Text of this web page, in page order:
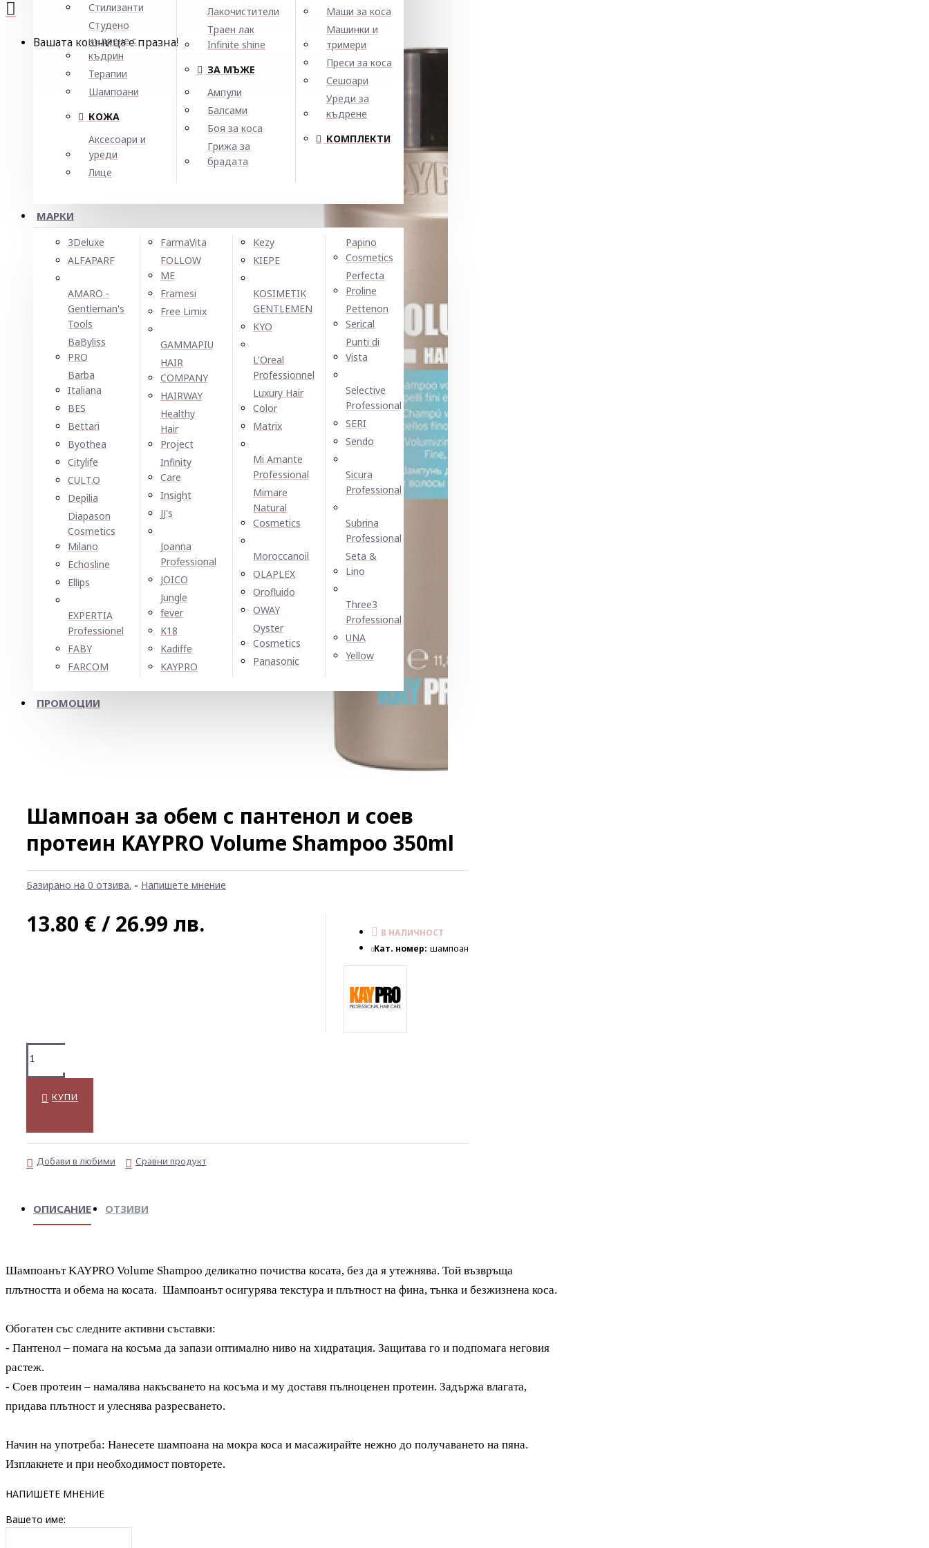
Стилизанти
Студено
къдрене с
къдрин
Терапии
Шампоани
КОЖА
Аксесоари и
уреди
Лице
Лакочистители
Траен лак
Infinite shine
ЗА МЪЖЕ
Ампули
Балсами
Боя за коса
Грижа за
брадата
Маши за коса
Машинки и
тримери
Преси за коса
Сешоари
Уреди за
къдрене
КОМПЛЕКТИ
МАРКИ
3Deluxe
ALFAPARF
AMARO -
Gentleman's
Tools
BaByliss
PRO
Barba
Italiana
BES
Bettari
Byothea
Citylife
CULT.O
Depilia
Diapason
Cosmetics
Milano
Echosline
Ellірѕ
EXPERTIA
Professionel
FABY
FARCOM
FarmaVita
FOLLOW
ME
Framesi
Free Limix
GAMMAPIU
HAIR
COMPANY
HAIRWAY
Healthy
Hair
Project
Infinity
Care
Insight
JJ's
Joanna
Professional
JOICO
Jungle
fever
K18
Kadiffe
KAYPRO
Kezy
KIEPE
KOSIMETIK
GENTLEMEN
KYO
L'Oreal
Professionnel
Luxury Hair
Color
Matrix
Mi Amante
Professional
Mimare
Natural
Cosmetics
Moroccanoil
OLAPLEX
Orofluido
OWAY
Oyster
Cosmetics
Panasonic
Papino
Cosmetics
Perfecta
Proline
Pettenon
Serical
Punti di
Vista
Selective
Professional
SERI
Sendo
Sicura
Professional
Subrina
Professional
Seta &
Lino
Three3
Professional
UNA
Yellow
ПРОМОЦИИ
Вашата кошница е празна!
Шампоан за обем с пантенол и соев
протеин KAYPRO Volume Shampoo 350ml
Базирано на 0 отзива. - Напишете мнение
13.80 € / 26.99 лв.
В НАЛИЧНОСТ
Кат. номер: шампоан
КУПИ
Добави в любими Сравни продукт
ОПИСАНИЕ ОТЗИВИ
Шампоанът KAYPRO Volume Shampoo деликатно почиства косата, без да я утежнява. Той възвръща
плътността и обема на косата. Шампоанът осигурява текстура и плътност на фина, тънка и безжизнена коса.
Обогатен със следните активни съставки:
- Пантенол – помага на косъма да запази оптимално ниво на хидратация. Защитава го и подпомага неговия
растеж.
- Соев протеин – намалява накъсването на косъма и му доставя пълноценен протеин. Задържа влагата,
придава плътност и улеснява разресването.
Начин на употреба: Нанесете шампоана на мокра коса и масажирайте нежно до получаването на пяна.
Изплакнете и при необходимост повторете.
НАПИШЕТЕ МНЕНИЕ
Вашето име: